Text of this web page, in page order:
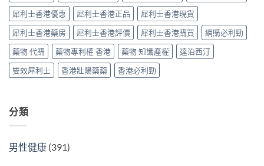
南〉
中
指
南〉
中
選
購
指
南〉
中
犀利士香港優惠
犀利士香港正品
犀利士香港現貨
犀利士香港藥房
犀利士香港評價 犀利士香港購買
網購必利勁
藥物 代購
藥物專利權 香港 藥物 知識產權
達泊西汀
雙效犀利士
香港壯陽藥藥 香港必利勁
分類
男性健康 (391)